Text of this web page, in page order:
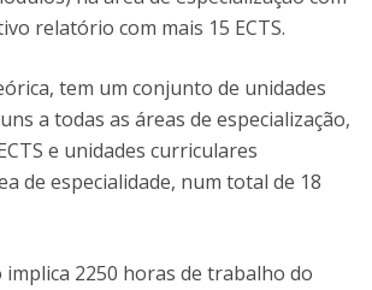
relatório com mais 15 ECTS.
tem um conjunto de unidades
a todas as áreas de especialização,
e unidades curriculares
de especialidade, num total de 18
2250 horas de trabalho do